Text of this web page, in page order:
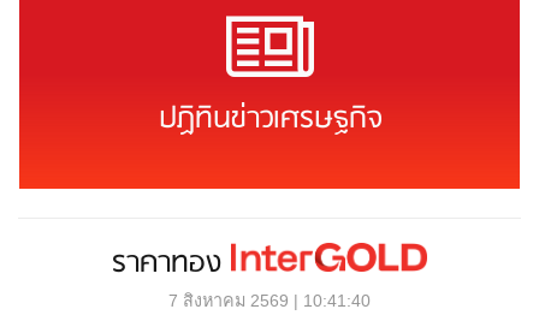
ปฏิทินข่าวเศรษฐกิจ
ราคาทอง
7 สิงหาคม 2569 | 10:41:40